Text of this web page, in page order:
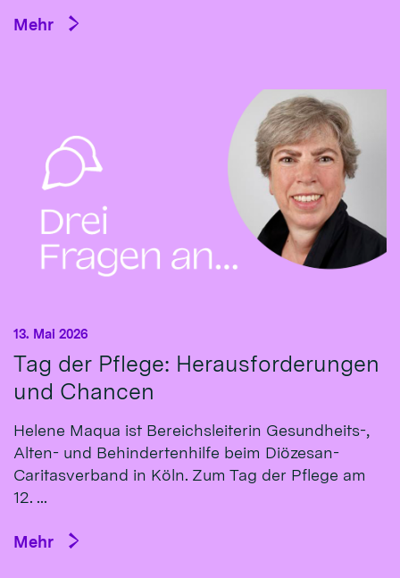
Mehr
Tag der Pflege: Herausforderungen
und Chancen
13. Mai 2026
Helene Maqua ist Bereichsleiterin Gesundheits-,
Alten- und Behindertenhilfe beim Diözesan-
Caritasverband in Köln. Zum Tag der Pflege am
12. ...
Mehr